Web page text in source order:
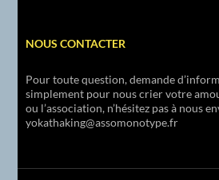
NOUS CONTACTER
Pour toute question, demande
simplement pour nous crier votre
ou l’association, n’hésitez pas à nous
yokathaking@assomonotype.fr